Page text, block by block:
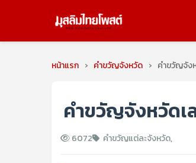
หน้าแรก › คำขวัญจังหวัด › คำขวัญจัง
คำขวัญจังหวัดเ
6072 คำขวัญแต่ละจังหวัด,